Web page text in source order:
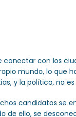
conectar con los
mundo, lo que
y la política, no
candidatos se
de ello, se